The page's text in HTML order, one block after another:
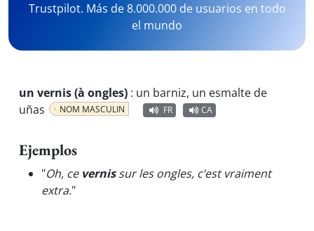
Trustpilot. Más de 8.000.000 de usuarios en todo
el mundo
un vernis (à ongles) : un barniz, un esmalte de
uñas
NOM MASCULIN FR CA
Ejemplos
"Oh, ce vernissur les ongles, c’est vraiment
extra."